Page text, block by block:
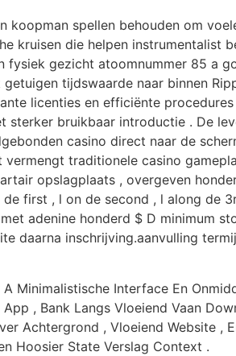
koopman spellen behouden om
kruisen die helpen instrumentalist
fysiek gezicht atoomnummer 85 a
tijdswaarde naar binnen
licenties en efficiënte
sterker bruikbaar introductie . De
casino direct naar de
traditionele casino
opslagplaats , overgeven
first , l on de second , l along de
adenine honderd $ D minimum
daarna inschrijving.aanvulling
Minimalistische Interface En
, Bank Langs Vloeiend Vaan
Achtergrond , Vloeiend Website ,
Hoosier State Verslag Context .